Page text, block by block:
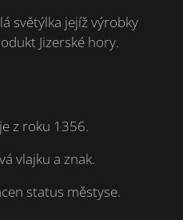
světýlka jejíž výrobky
Jizerské hory.
z roku 1356.
vlajku a znak.
status městyse.